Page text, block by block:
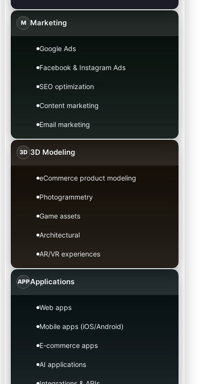
M Marketing
Google Ads
Facebook & Instagram Ads
SEO optimization
Content marketing
Email marketing
3D 3D Modeling
eCommerce product modeling
Photogrammetry
Game assets
Architectural
AR/VR experiences
APPApplications
Web apps
Mobile apps (iOS/Android)
E-commerce apps
AI applications